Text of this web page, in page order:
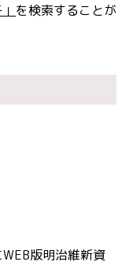
を検索することが
WEB版明治維新資